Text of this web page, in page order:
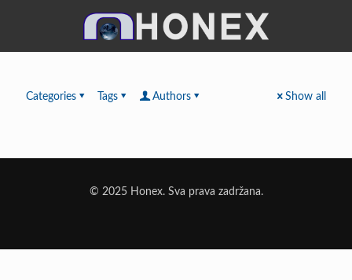
Categories Tags Authors Show all
© 2025 Honex. Sva prava zadržana.